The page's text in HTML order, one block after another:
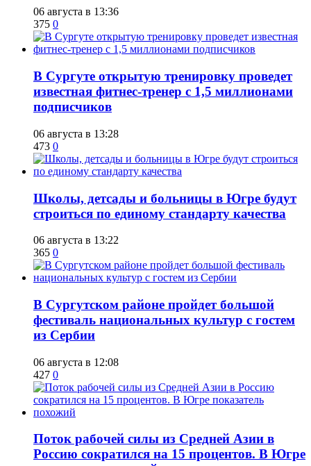
06 августа в 13:36
375 0
В Сургуте открытую тренировку проведет
известная фитнес-тренер с 1,5 миллионами
подписчиков
06 августа в 13:28
473 0
Школы, детсады и больницы в Югре будут
строиться по единому стандарту качества
06 августа в 13:22
365 0
В Сургутском районе пройдет большой
фестиваль национальных культур с гостем
из Сербии
06 августа в 12:08
427 0
Поток рабочей силы из Средней Азии в
Россию сократился на 15 процентов. В Югре